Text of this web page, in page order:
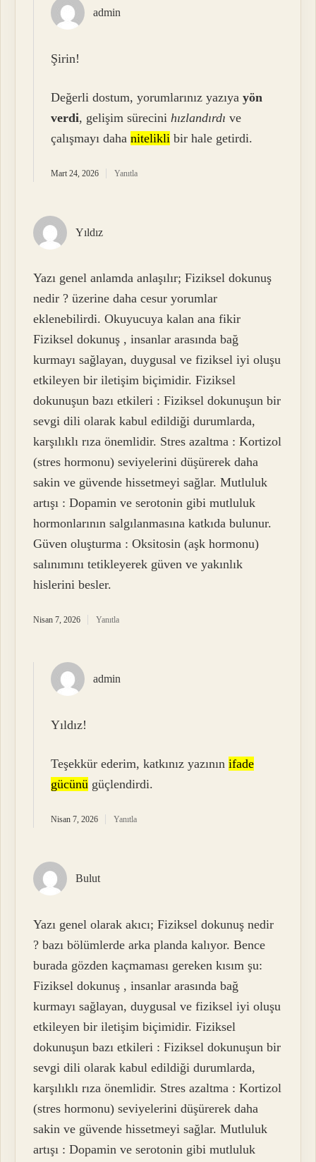
admin
Şirin!
Değerli dostum, yorumlarınız yazıyayön
verdi, gelişim sürecinihızlandırdı ve
çalışmayı dahanitelikli bir hale getirdi.
Mart 24, 2026 Yanıtla
Yıldız
Yazı genel anlamda anlaşılır; Fiziksel dokunuş
nedir ? üzerine daha cesur yorumlar
eklenebilirdi. Okuyucuya kalan ana fikir
Fiziksel dokunuş , insanlar arasında bağ
kurmayı sağlayan, duygusal ve fiziksel iyi oluşu
etkileyen bir iletişim biçimidir. Fiziksel
dokunuşun bazı etkileri : Fiziksel dokunuşun bir
sevgi dili olarak kabul edildiği durumlarda,
karşılıklı rıza önemlidir. Stres azaltma : Kortizol
(stres hormonu) seviyelerini düşürerek daha
sakin ve güvende hissetmeyi sağlar. Mutluluk
artışı : Dopamin ve serotonin gibi mutluluk
hormonlarının salgılanmasına katkıda bulunur.
Güven oluşturma : Oksitosin (aşk hormonu)
salınımını tetikleyerek güven ve yakınlık
hislerini besler.
Nisan 7, 2026 Yanıtla
admin
Yıldız!
Teşekkür ederim, katkınız yazınınifade
gücünü güçlendirdi.
Nisan 7, 2026 Yanıtla
Bulut
Yazı genel olarak akıcı; Fiziksel dokunuş nedir
? bazı bölümlerde arka planda kalıyor. Bence
burada gözden kaçmaması gereken kısım şu:
Fiziksel dokunuş , insanlar arasında bağ
kurmayı sağlayan, duygusal ve fiziksel iyi oluşu
etkileyen bir iletişim biçimidir. Fiziksel
dokunuşun bazı etkileri : Fiziksel dokunuşun bir
sevgi dili olarak kabul edildiği durumlarda,
karşılıklı rıza önemlidir. Stres azaltma : Kortizol
(stres hormonu) seviyelerini düşürerek daha
sakin ve güvende hissetmeyi sağlar. Mutluluk
artışı : Dopamin ve serotonin gibi mutluluk